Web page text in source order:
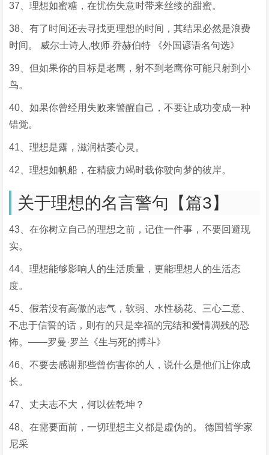
37、理想如蜜糖，在忧伤失意时带来丝缕的甜蜜。
38、有了时间还去寻找更理想的时间，其结果必然是浪费
时间。 威尔士诗人,牧师 乔赫伯特 《外国谚语名句选》
39、但如果你的目标是老鹰，射不到老鹰你可能只射到小
鸟。
40、如果你曾经用失败来警醒自己，不要让成功变成一种
错觉。
41、理想是露，滋润枯萎心灵。
42、理想如帆船，在精疲力竭时载你驶向梦的彼岸。
关于理想的名言警句【篇3】
43、在你树立自己的理想之前，记住一件事，不要回避现
实。
44、理想能够影响人的生活质量，更能理想人的生活态
度。
45、假若没有高傲的志气，软弱、水性杨花、三心二意、
不忠于信誓的话，则有的只是幸福的完结和爱情凋残的恐
怖。——罗曼·罗兰《生与死的搏斗》
46、不要去感谢那些曾伤害你的人，说什么是他们让你成
长。
47、丈夫志不大，何以佐乾坤？
48、在需要面前，一切理想主义都是虚伪的。 德国哲学家
尼采